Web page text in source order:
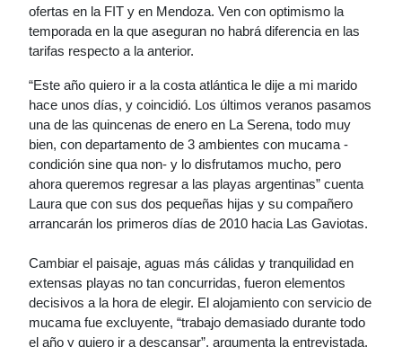
ofertas en la FIT y en Mendoza. Ven con optimismo la
temporada en la que aseguran no habrá diferencia en las
tarifas respecto a la anterior.
“Este año quiero ir a la costa atlántica le dije a mi marido
hace unos días, y coincidió. Los últimos veranos pasamos
una de las quincenas de enero en La Serena, todo muy
bien, con departamento de 3 ambientes con mucama -
condición sine qua non- y lo disfrutamos mucho, pero
ahora queremos regresar a las playas argentinas” cuenta
Laura que con sus dos pequeñas hijas y su compañero
arrancarán los primeros días de 2010 hacia Las Gaviotas.
Cambiar el paisaje, aguas más cálidas y tranquilidad en
extensas playas no tan concurridas, fueron elementos
decisivos a la hora de elegir. El alojamiento con servicio de
mucama fue excluyente, “trabajo demasiado durante todo
el año y quiero ir a descansar”, argumenta la entrevistada.